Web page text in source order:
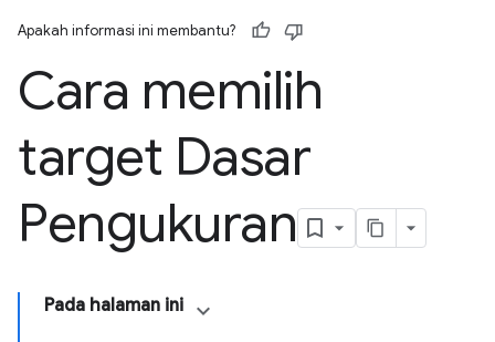
Apakah informasi ini membantu?
Cara memilih
target Dasar
Pengukuran
Pada halaman ini